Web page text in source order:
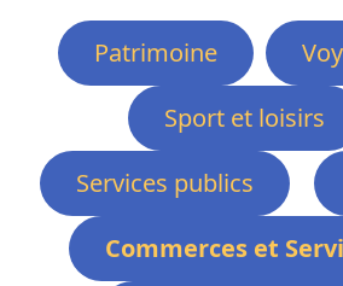
Patrimoine
Sport et loisirs
Services publics
Commerces et